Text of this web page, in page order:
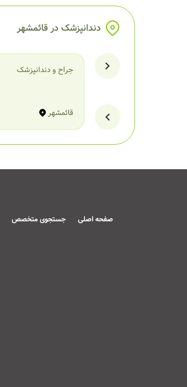
دندانپزشک در قائمشهر
جراح و دندانپزشک
قائمشهر
صفحه اصلی جستجوی متخصص